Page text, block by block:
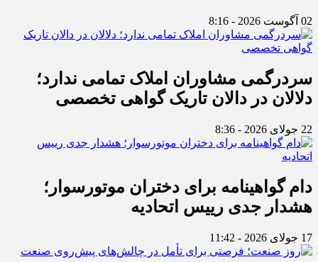
02 آگوست 2026 - 8:16
سردرگمی مشاوران املاک تمامی ندارد؛
دلالان در دالان تاریک گواهی تخصصی
22 جولای 2026 - 8:36
دام گواهینامه برای دختران موتورسوار؛
هشدار جدی رییس اتحادیه
17 جولای 2026 - 11:42